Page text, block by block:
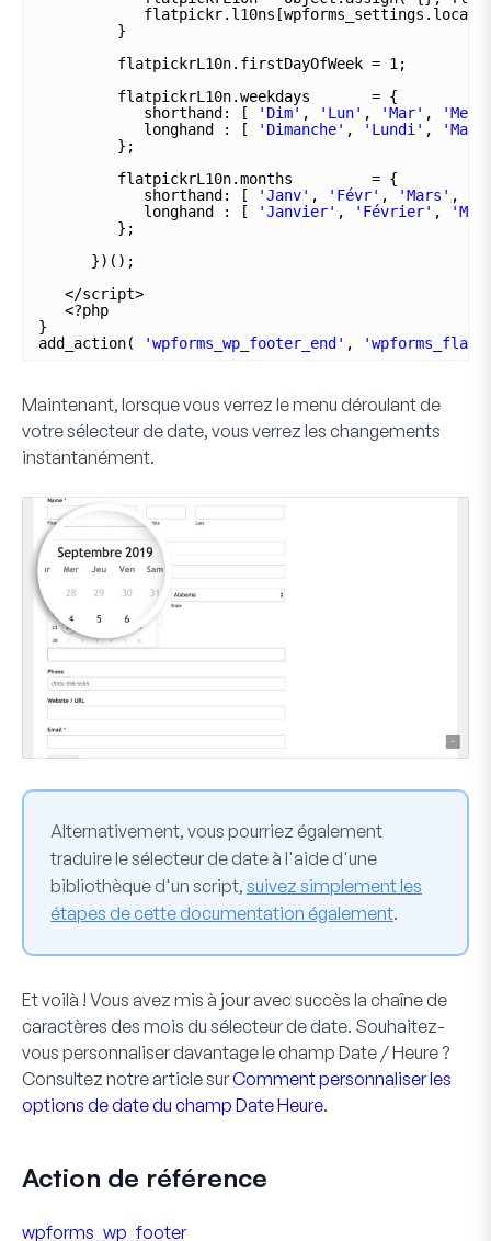
}
flatpickrL10n.firstDayOfWeek = 1;
flatpickrL10n.weekdays       = {
shorthand: [
'Dim' , 'Lun' , 'Mar' , 'Mer'
longhand : [
'Dimanche' , 'Lundi' ,
};
flatpickrL10n.months         = {
shorthand: [
'Janv' , 'Févr' , 'Mars' ,
longhand : [
'Janvier' , 'Février' ,
};
})();
</script>
<?php
}
add_action(
'wpforms_wp_footer_end' ,
Maintenant, lorsque vous verrez le menu déroulant de
votresélecteur de date, vous verrez les changements
instantanément.
Alternativement, vous pourriez également
traduire le sélecteur de date à l'aide d'une
bibliothèque d'un script, suivez simplement les
étapes de cette documentation également.
Et voilà ! Vous avez mis à jour avec succès la chaîne de
caractères des mois du sélecteur de date. Souhaitez-
vous personnaliser davantage le champ Date / Heure ?
Consultez notre article surComment personnaliser les
options de date du champ Date Heure.
Action de référence
wpforms_wp_footer